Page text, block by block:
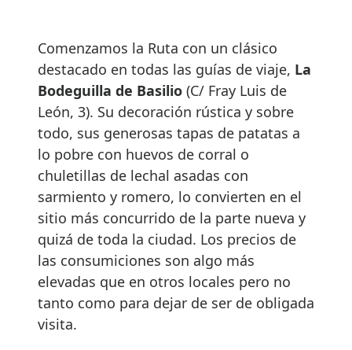
Comenzamos la Ruta con un clásico
destacado en todas las guías de viaje, La
Bodeguilla de Basilio (C/ Fray Luis de
León, 3). Su decoración rústica y sobre
todo, sus generosas tapas de patatas a
lo pobre con huevos de corral o
chuletillas de lechal asadas con
sarmiento y romero, lo convierten en el
sitio más concurrido de la parte nueva y
quizá de toda la ciudad. Los precios de
las consumiciones son algo más
elevadas que en otros locales pero no
tanto como para dejar de ser de obligada
visita.